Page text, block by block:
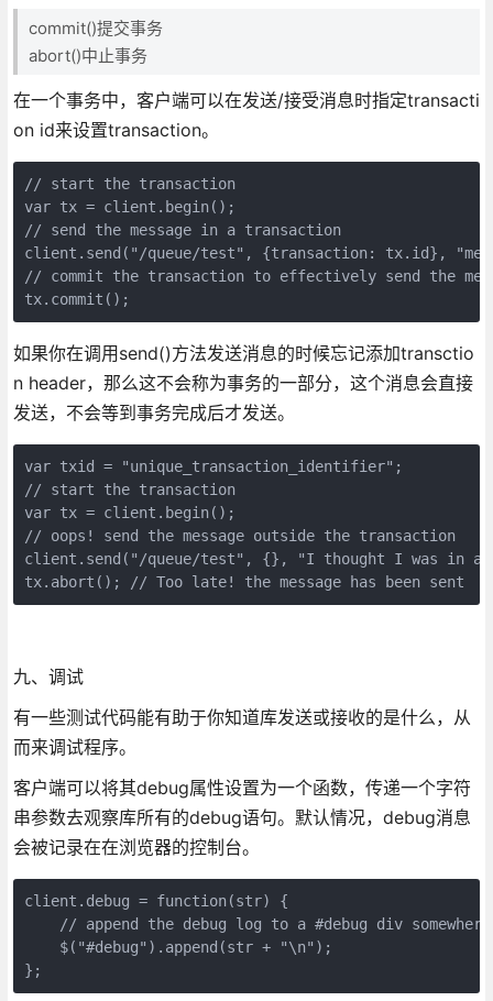
commit()提交事务
abort()中止事务
在一个事务中，客户端可以在发送/接受消息时指定transacti
on id来设置transaction。
// start the transaction
var tx = client.begin();
// send the message in a transaction
client.send("/queue/test", {transaction: tx.id},
// commit the transaction to effectively send the
tx.commit();
如果你在调用send()方法发送消息的时候忘记添加transctio
n header，那么这不会称为事务的一部分，这个消息会直接
发送，不会等到事务完成后才发送。
var txid = "unique_transaction_identifier";
// start the transaction
var tx = client.begin();
// oops! send the message outside the transaction
client.send("/queue/test", {}, "I thought I was in a
tx.abort(); // Too late! the message has been sent
九、调试
有一些测试代码能有助于你知道库发送或接收的是什么，从
而来调试程序。
客户端可以将其debug属性设置为一个函数，传递一个字符
串参数去观察库所有的debug语句。默认情况，debug消息
会被记录在在浏览器的控制台。
client.debug = function(str) {
// append the debug log to a #debug div
    $("#debug").append(str + "\n");
};